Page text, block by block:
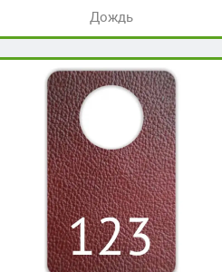
Дождь